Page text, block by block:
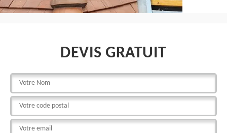
DEVIS GRATUIT